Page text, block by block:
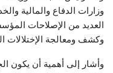
وزارات الدفاع والمالية
العديد من الإصلاحات
وكشف ومعالجة الإختلالات
وأشار إلى أهمية أن يكون